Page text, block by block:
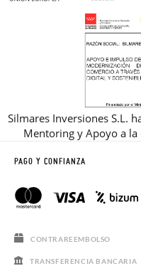
Silmares Inversiones S.L.
Mentoring y Apoyo a
PAGO Y CONFIANZA
CONTRAREEMBOLSO
TRANSFERENCIA BANCARIA